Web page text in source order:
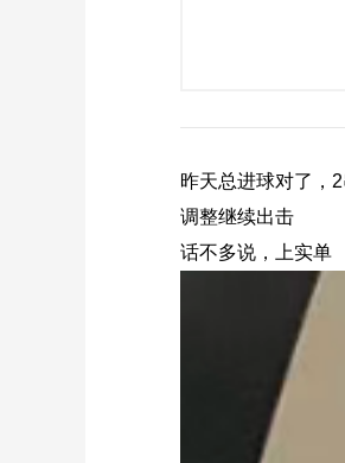
昨天总进球对了，
调整继续出击
话不多说，上实单